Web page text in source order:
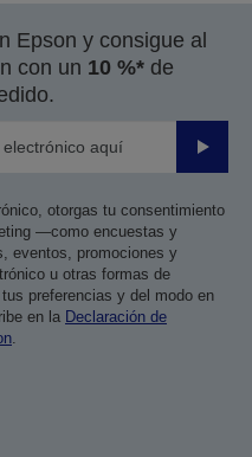
Epson y consigue al
con un 10 %* de
Enviar
otorgas tu consentimiento
—como encuestas y
eventos, promociones y
u otras formas de
preferencias y del modo en
en la Declaración de